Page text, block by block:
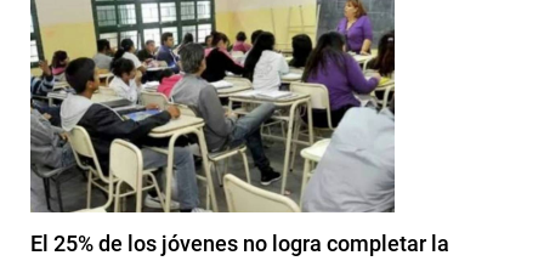
El 25% de los jóvenes no logra completar la